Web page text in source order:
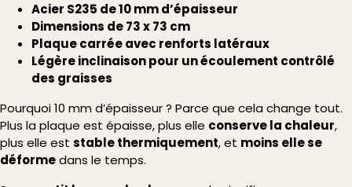
Acier S235 de 10 mm d’épaisseur
Dimensions de 73 x 73 cm
Plaque carrée avec renforts latéraux
Légère inclinaison pour un écoulement contrôlé
des graisses
Pourquoi 10 mm d’épaisseur ? Parce que cela change tout.
Plus la plaque est épaisse, plus elle conserve la chaleur,
plus elle est stable thermiquement, et moins elle se
déformedans le temps.